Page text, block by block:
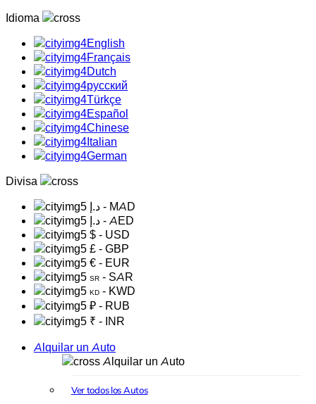
Idioma
English
Français
Dutch
русский
Türkçe
Español
Chinese
Italian
German
Divisa
د.إ - MAD
د.إ - AED
$ - USD
£ - GBP
€ - EUR
SR - SAR
KD - KWD
₽ - RUB
₹ - INR
Alquilar un Auto
Alquilar un Auto
Ver todos los Autos